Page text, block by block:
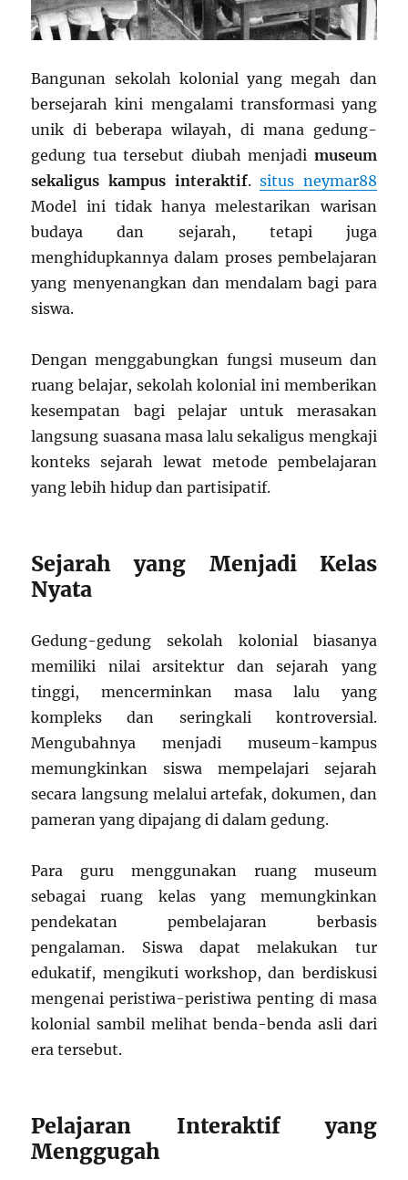
Bangunan sekolah kolonial yang megah dan
bersejarah kini mengalami transformasi yang
unik di beberapa wilayah, di mana gedung-
gedung tua tersebut diubah menjadi museum
sekaligus kampus interaktif.situs neymar88
Model ini tidak hanya melestarikan warisan
budaya dan sejarah, tetapi juga
menghidupkannya dalam proses pembelajaran
yang menyenangkan dan mendalam bagi para
siswa.
Dengan menggabungkan fungsi museum dan
ruang belajar, sekolah kolonial ini memberikan
kesempatan bagi pelajar untuk merasakan
langsung suasana masa lalu sekaligus mengkaji
konteks sejarah lewat metode pembelajaran
yang lebih hidup dan partisipatif.
Sejarah yang Menjadi Kelas
Nyata
Gedung-gedung sekolah kolonial biasanya
memiliki nilai arsitektur dan sejarah yang
tinggi, mencerminkan masa lalu yang
kompleks dan seringkali kontroversial.
Mengubahnya menjadi museum-kampus
memungkinkan siswa mempelajari sejarah
secara langsung melalui artefak, dokumen, dan
pameran yang dipajang di dalam gedung.
Para guru menggunakan ruang museum
sebagai ruang kelas yang memungkinkan
pendekatan pembelajaran berbasis
pengalaman. Siswa dapat melakukan tur
edukatif, mengikuti workshop, dan berdiskusi
mengenai peristiwa-peristiwa penting di masa
kolonial sambil melihat benda-benda asli dari
era tersebut.
Pelajaran Interaktif yang
Menggugah